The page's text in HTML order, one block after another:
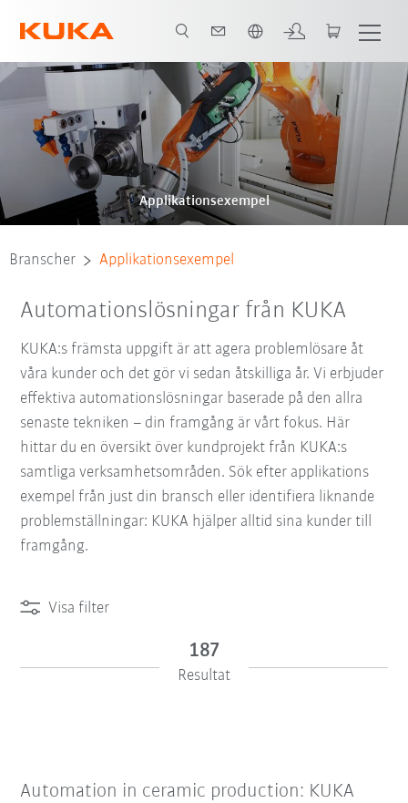
Applikationsexempel
Branscher Applikationsexempel
Automationslösningar från KUKA
KUKA:s främsta uppgift är att agera problemlösare åt
våra kunder och det gör vi sedan åtskilliga år. Vi erbjuder
effektiva automationslösningar baserade på den allra
senaste tekniken – din framgång är vårt fokus. Här
hittar du en översikt över kundprojekt från KUKA:s
samtliga verksamhetsområden. Sök efter applikations
exempel från just din bransch eller identifiera liknande
problemställningar: KUKA hjälper alltid sina kunder till
framgång.
Visa filter
187
Resultat
Automation in ceramic production: KUKA